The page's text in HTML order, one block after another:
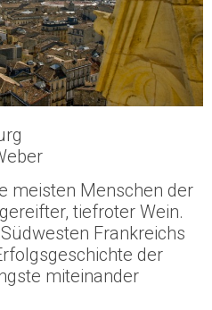
meisten Menschen der
tiefroter Wein.
Frankreichs
der
miteinander